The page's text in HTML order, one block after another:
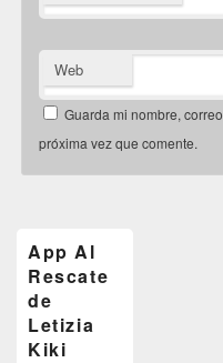
Web
Guarda mi nombre,
próxima vez que comente.
widget
barra
lateral
primaria
App Al
Rescate
de
Letizia
Kiki